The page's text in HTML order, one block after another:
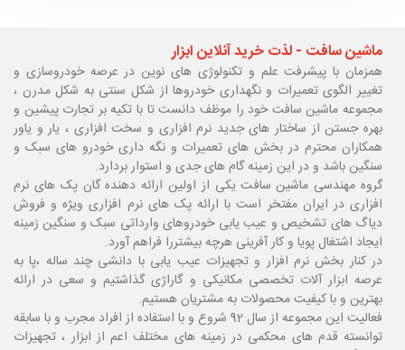
ماشین سافت - لذت خرید آنلاین ابزار
همزمان با پیشرفت علم و تکنولوژی های نوین در عرصه خودروسازی و
تغییر الگوی تعمیرات و نگهداری خودروها از شکل سنتی به شکل مدرن ،
مجموعه ماشین سافت خود را موظف دانست تا با تکیه بر تجارت پیشین و
بهره جستن از ساختار های جدید نرم افزاری و سخت افزاری ، یار و یاور
همکاران محترم در بخش های تعمیرات و نگه داری خودرو های سبک و
سنگین باشد و در این زمینه گام های جدی و استوار بردارد.
گروه مهندسی ماشین سافت یکی از اولین ارائه دهنده گان پک های نرم
افزاری در ایران مفتخر است با ارائه پک های نرم افزاری ویژه و فروش
دیاگ های تشخیص و عیب یابی خودروهای وارداتی سبک و سنگین زمینه
ایجاد اشتغال پویا و کار آفرینی هرچه بیشتررا فراهم آورد.
در کنار بخش نرم افزار و تجهیزات عیب یابی با دانشی چند ساله ،پا به
عرصه ابزار آلات تخصصی مکانیکی و گاراژی گذاشتیم و سعی در ارائه
بهترین و با کیفیت محصولات به مشتریان هستیم.
فعالیت این مجموعه از سال 92 شروع و با استفاده از افراد مجرب و با سابقه
توانسته قدم های محکمی در زمینه های مختلف اعم از ابزار ، تجهیزات